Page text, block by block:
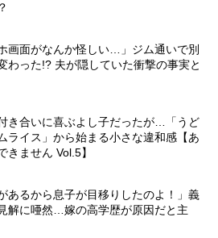
画面がなんか怪しい…」ジム通いで別
わった!? 夫が隠していた衝撃の事実と
き合いに喜ぶよし子だったが…「うど
ライス」から始まる小さな違和感【あ
きません Vol.5】
あるから息子が目移りしたのよ！」義
解に唖然…嫁の高学歴が原因だと主